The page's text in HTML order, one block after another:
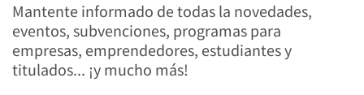
Mantente informado de todas la novedades,
eventos, subvenciones, programas para
empresas, emprendedores, estudiantes y
titulados... ¡y mucho más!